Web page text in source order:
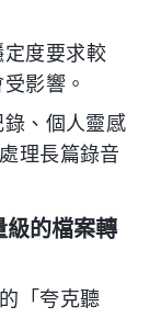
定度要求較
影響。
、個人靈感
理長篇錄音
級的檔案轉
「夸克聽